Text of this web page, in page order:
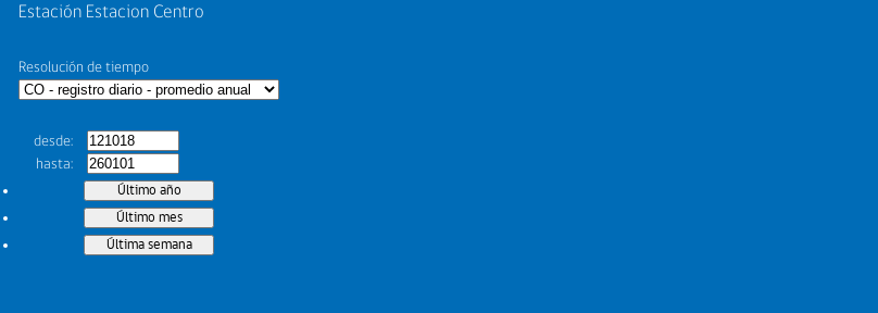
Estación Estacion Centro
Resolución de tiempo
desde
hasta